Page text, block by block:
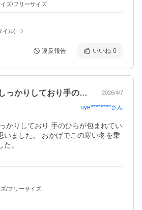
ズ/フリーサイズ
イル)
違反報告 いいね 0
この商品は生地がしっかりしており手のひ… 2026/4/7
uye********さん
かりしており 手のひらが包まれてい
いました。 おかげでこの寒い冬を乗
。
/フリーサイズ